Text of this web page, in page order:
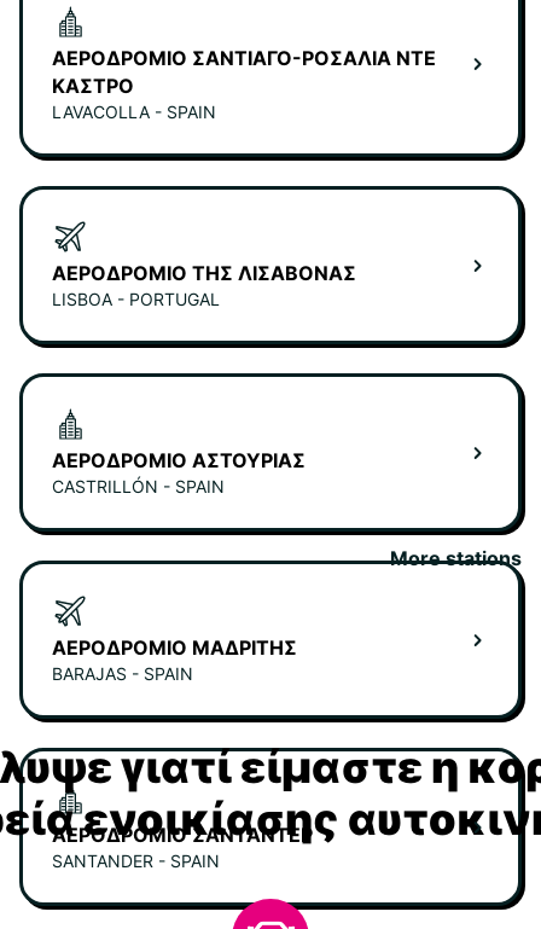
ΑΕΡΟΔΡΌΜΙΟ ΣΑΝΤΙΆΓΟ-ΡΟΣΑΛΊΑ ΝΤΕ
ΚΆΣΤΡΟ
LAVACOLLA - SPAIN
ΑΕΡΟΔΡΌΜΙΟ ΤΗΣ ΛΙΣΑΒΌΝΑΣ
LISBOA - PORTUGAL
ΑΕΡΟΔΡΌΜΙΟ ΑΣΤΟΎΡΙΑΣ
CASTRILLÓN - SPAIN
ΑΕΡΟΔΡΌΜΙΟ ΜΑΔΡΊΤΗΣ
BARAJAS - SPAIN
ΑΕΡΟΔΡΌΜΙΟ ΣΑΝΤΑΝΤΈΡ
SANTANDER - SPAIN
More stations
γιατί είμαστε η
ενοικίασης